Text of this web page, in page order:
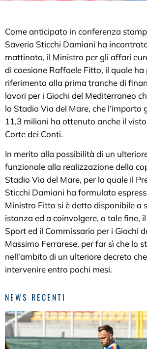
Come anticipato in conferenza
Saverio Sticchi Damiani ha
mattinata, il Ministro per gli affari
di coesione Raffaele Fitto, il quale ha
riferimento alla prima tranche di
lavori per i Giochi del Mediterraneo
lo Stadio Via del Mare, che l’importo
11,3 milioni ha ottenuto anche il
Corte dei Conti.
In merito alla possibilità di un
funzionale alla realizzazione della
Stadio Via del Mare, per la quale il
Sticchi Damiani ha formulato
Ministro Fitto si è detto disponibile a
istanza ed a coinvolgere, a tale fine,
Sport ed il Commissario per i Giochi
Massimo Ferrarese, per far sì che lo
nell’ambito di un ulteriore decreto
intervenire entro pochi mesi.
NEWS RECENTI